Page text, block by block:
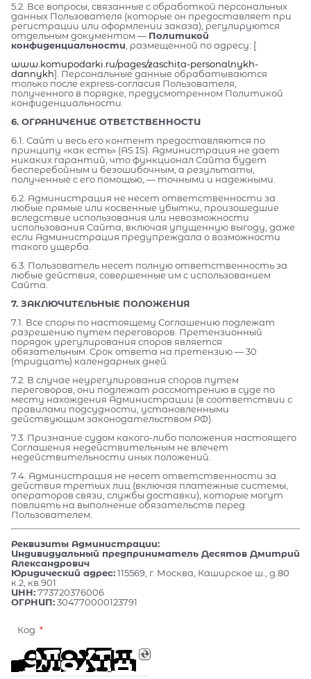
5.2. Все вопросы, связанные с обработкой персональных
данных Пользователя (которые он предоставляет при
регистрации или оформлении заказа), регулируются
отдельным документом — Политикой
конфиденциальности, размещенной по адресу: [
www.komupodarki.ru/pages/zaschita-personalnykh-
dannykh]. Персональные данные обрабатываются
только после express-согласия Пользователя,
полученного в порядке, предусмотренном Политикой
конфиденциальности.
6. ОГРАНИЧЕНИЕ ОТВЕТСТВЕННОСТИ
6.1. Сайт и весь его контент предоставляются по
принципу «как есть» (AS IS). Администрация не дает
никаких гарантий, что функционал Сайта будет
бесперебойным и безошибочным, а результаты,
полученные с его помощью, — точными и надежными.
6.2. Администрация не несет ответственности за
любые прямые или косвенные убытки, произошедшие
вследствие использования или невозможности
использования Сайта, включая упущенную выгоду, даже
если Администрация предупреждала о возможности
такого ущерба.
6.3. Пользователь несет полную ответственность за
любые действия, совершенные им с использованием
Сайта.
7. ЗАКЛЮЧИТЕЛЬНЫЕ ПОЛОЖЕНИЯ
7.1. Все споры по настоящему Соглашению подлежат
разрешению путем переговоров. Претензионный
порядок урегулирования споров является
обязательным. Срок ответа на претензию — 30
(тридцать) календарных дней.
7.2. В случае неурегулирования споров путем
переговоров, они подлежат рассмотрению в суде по
месту нахождения Администрации (в соответствии с
правилами подсудности, установленными
действующим законодательством РФ).
7.3. Признание судом какого-либо положения настоящего
Соглашения недействительным не влечет
недействительности иных положений.
7.4. Администрация не несет ответственности за
действия третьих лиц (включая платежные системы,
операторов связи, службы доставки), которые могут
повлиять на выполнение обязательств перед
Пользователем.
Реквизиты Администрации:
Индивидуальный предприниматель Десятов Дмитрий
Александрович
Юридический адрес:115569, г. Москва, Каширское ш., д.80
к.2, кв.901
ИНН:773720376006
ОГРНИП:304770000123791
Код